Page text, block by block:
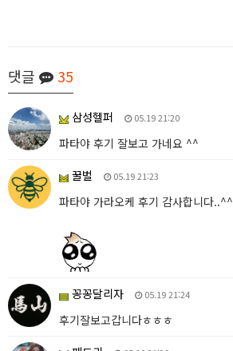
댓글 35
삼성헬퍼 05.19 21:20
파타야 후기 잘보고 가네요 ^^
꿀벌
05.19 21:23
파타야 가라오케 후기 감사합니다..^^
꽁꽁달리자 05.19 21:24
후기잘보고갑니다ㅎㅎㅎ